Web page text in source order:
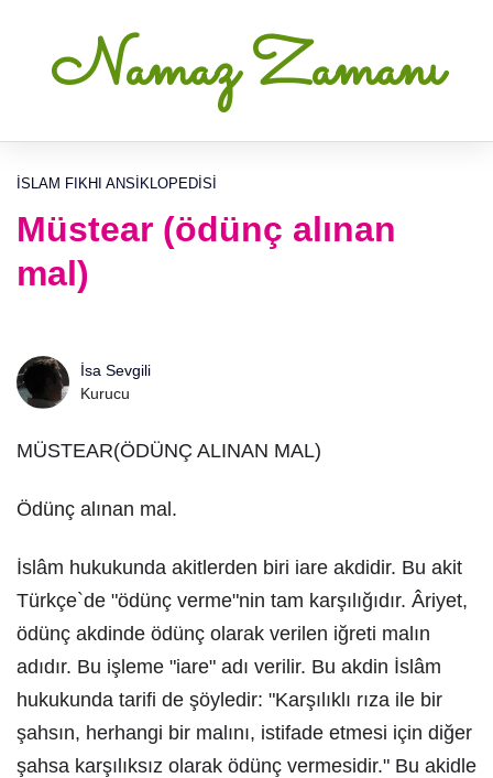
Namaz Zamanı
İSLAM FIKHI ANSIKLOPEDISI
Müstear (ödünç alınan
mal)
İsa Sevgili
Kurucu
MÜSTEAR(ÖDÜNÇ ALINAN MAL)
Ödünç alınan mal.
İslâm hukukunda akitlerden biri iare akdidir. Bu akit
Türkçe`de "ödünç verme"nin tam karşılığıdır. Âriyet,
ödünç akdinde ödünç olarak verilen iğreti malın
adıdır. Bu işleme "iare" adı verilir. Bu akdin İslâm
hukukunda tarifi de şöyledir: "Karşılıklı rıza ile bir
şahsın, herhangi bir malını, istifade etmesi için diğer
şahsa karşılıksız olarak ödünç vermesidir." Bu akidle